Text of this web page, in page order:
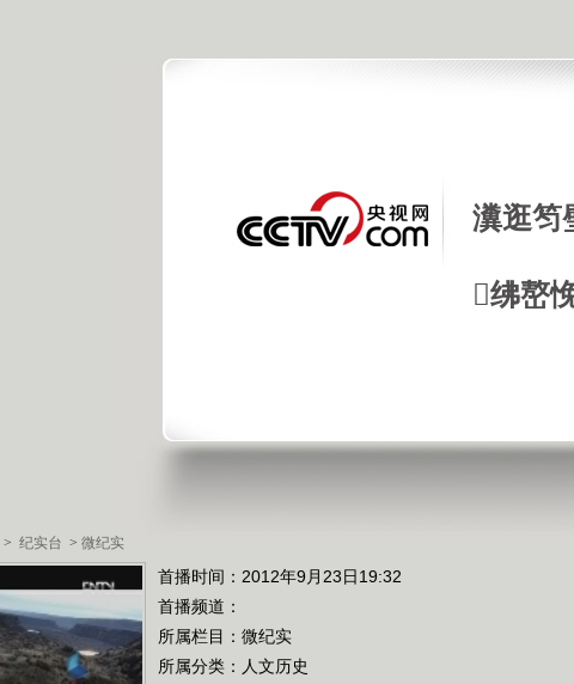
瀵逛笉
绋嶅
> 纪实台 > 微纪实
首播时间：2012年9月23日19:32
首播频道：
所属栏目： 微纪实
所属分类：人文历史